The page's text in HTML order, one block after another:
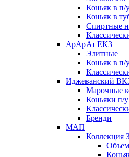
Коньяк в п/
Коньяк в
Спиртные
АрАрАт ЕКЗ
Элитные
Коньяк в п/
Иджеванский
Марочные
Коньяки п/у
Бренди
МАП
Коллекция